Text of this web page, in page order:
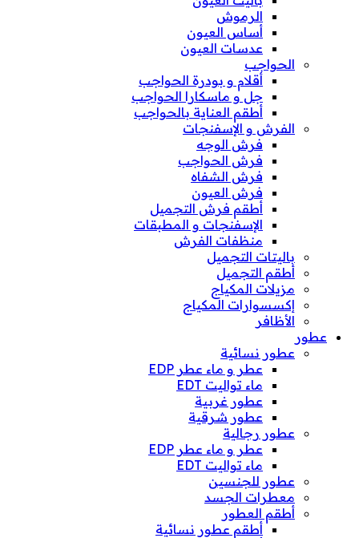
الرموش
أساس العيون
عدسات العيون
الحواجب
أقلام و بودرة الحواجب
جل و ماسكارا الحواجب
أطقم العناية بالحواجب
الفرش و الإسفنجات
فرش الوجه
فرش الحواجب
فرش الشفاه
فرش العيون
أطقم فرش التجميل
الإسفنجات و المطبقات
منظفات الفرش
باليتات التجميل
أطقم التجميل
مزيلات المكياج
إكسسوارات المكياج
الأظافر
عطور
عطور نسائية
عطر و ماء عطر EDP
ماء تواليت EDT
عطور غربية
عطور شرقية
عطور رجالية
عطر و ماء عطر EDP
ماء تواليت EDT
عطور للجنسين
معطرات الجسد
أطقم العطور
أطقم عطور نسائية